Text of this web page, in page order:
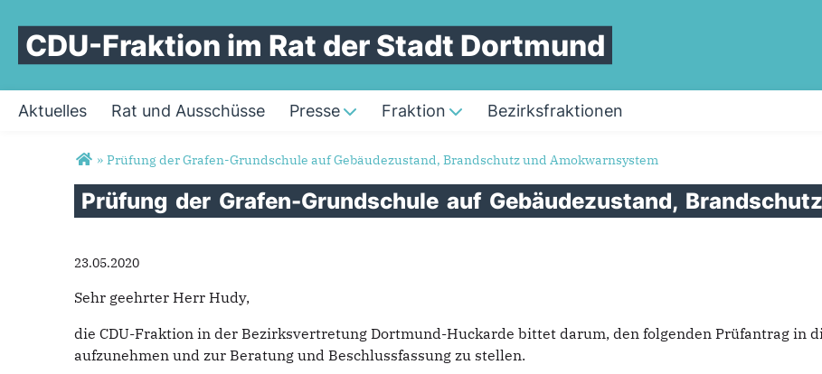
CDU-Fraktion im Rat der Stadt Dortmund
Aktuelles Rat und Ausschüsse Presse Fraktion Bezirksfraktionen
Sie sind hier
» Prüfung der Grafen-Grundschule auf Gebäudezustand, Brandschutz und Amokwarnsystem
Prüfung der Grafen-Grundschule auf Gebäudezustand, Brandschutz
23.05.2020
Sehr geehrter Herr Hudy,
die CDU-Fraktion in der Bezirksvertretung Dortmund-Huckarde bittet darum, den folgenden Prüfantrag in
aufzunehmen und zur Beratung und Beschlussfassung zu stellen.